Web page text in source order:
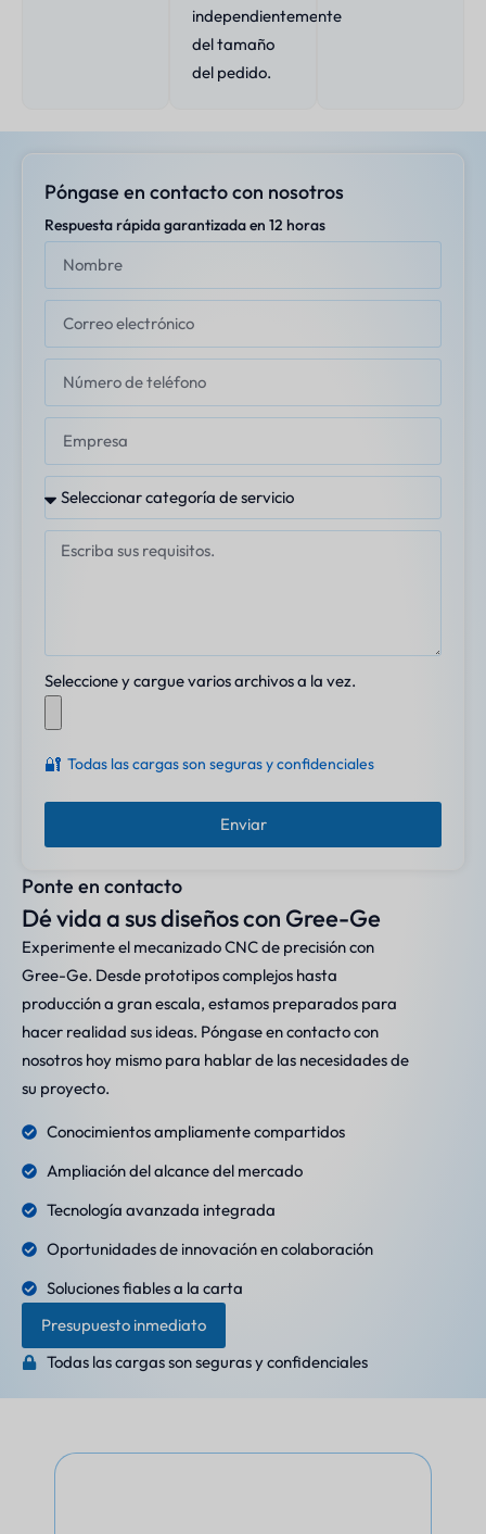
independientemente
del tamaño
del pedido.
Ponte en contacto
Dé vida a sus diseños con Gree-Ge
Experimente el mecanizado CNC de precisión con
Gree-Ge. Desde prototipos complejos hasta
producción a gran escala, estamos preparados para
hacer realidad sus ideas. Póngase en contacto con
nosotros hoy mismo para hablar de las necesidades de
su proyecto.
Conocimientos ampliamente compartidos
Ampliación del alcance del mercado
Tecnología avanzada integrada
Oportunidades de innovación en colaboración
Soluciones fiables a la carta
Presupuesto inmediato
Todas las cargas son seguras y confidenciales
Póngase en contacto con nosotros
Respuesta rápida garantizada en 12 horas
Seleccione y cargue varios archivos a la vez.
🔐 Todas las cargas son seguras y confidenciales
Enviar